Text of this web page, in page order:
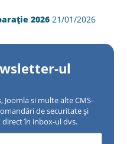
2026 21/01/2026
ul
si multe alte CMS-
de securitate și
în inbox-ul dvs.